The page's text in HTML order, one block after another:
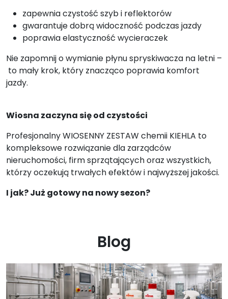
zapewnia czystość szyb i reflektorów
gwarantuje dobrą widoczność podczas jazdy
poprawia elastyczność wycieraczek
Nie zapomnij o wymianie płynu spryskiwacza na letni –
to mały krok, który znacząco poprawia komfort
jazdy.
Wiosna zaczyna się od czystości
Profesjonalny WIOSENNY ZESTAW chemii KIEHLA to
kompleksowe rozwiązanie dla zarządców
nieruchomości, firm sprzątających oraz wszystkich,
którzy oczekują trwałych efektów i najwyższej jakości.
I jak? Już gotowy na nowy sezon?
Blog